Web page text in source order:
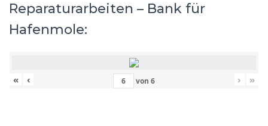
Reparaturarbeiten – Bank für
Hafenmole:
« ‹ von 6 › »